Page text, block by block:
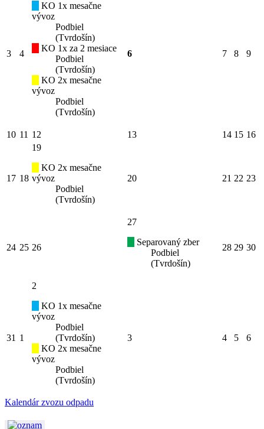
3 4
KO 1x mesačne
vývoz
Podbiel
(Tvrdošín)
KO 1x za 2 mesiace
Podbiel
(Tvrdošín)
KO 2x mesačne
vývoz
Podbiel
(Tvrdošín)
6 7 8 9
10 11 12 13 14 15 16
17 18
19
KO 2x mesačne
vývoz
Podbiel
(Tvrdošín)
20 21 22 23
24 25 26
27
Separovaný zber
Podbiel
(Tvrdošín)
28 29 30
31 1
2
KO 1x mesačne
vývoz
Podbiel
(Tvrdošín)
KO 2x mesačne
vývoz
Podbiel
(Tvrdošín)
3 4 5 6
Kalendár zvozu odpadu